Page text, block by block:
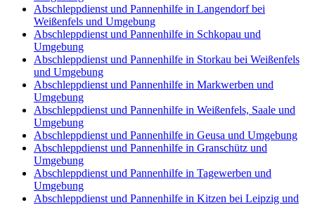
Abschleppdienst und Pannenhilfe in Langendorf bei
Weißenfels und Umgebung
Abschleppdienst und Pannenhilfe in Schkopau und
Umgebung
Abschleppdienst und Pannenhilfe in Storkau bei Weißenfels
und Umgebung
Abschleppdienst und Pannenhilfe in Markwerben und
Umgebung
Abschleppdienst und Pannenhilfe in Weißenfels, Saale und
Umgebung
Abschleppdienst und Pannenhilfe in Geusa und Umgebung
Abschleppdienst und Pannenhilfe in Granschütz und
Umgebung
Abschleppdienst und Pannenhilfe in Tagewerben und
Umgebung
Abschleppdienst und Pannenhilfe in Kitzen bei Leipzig und